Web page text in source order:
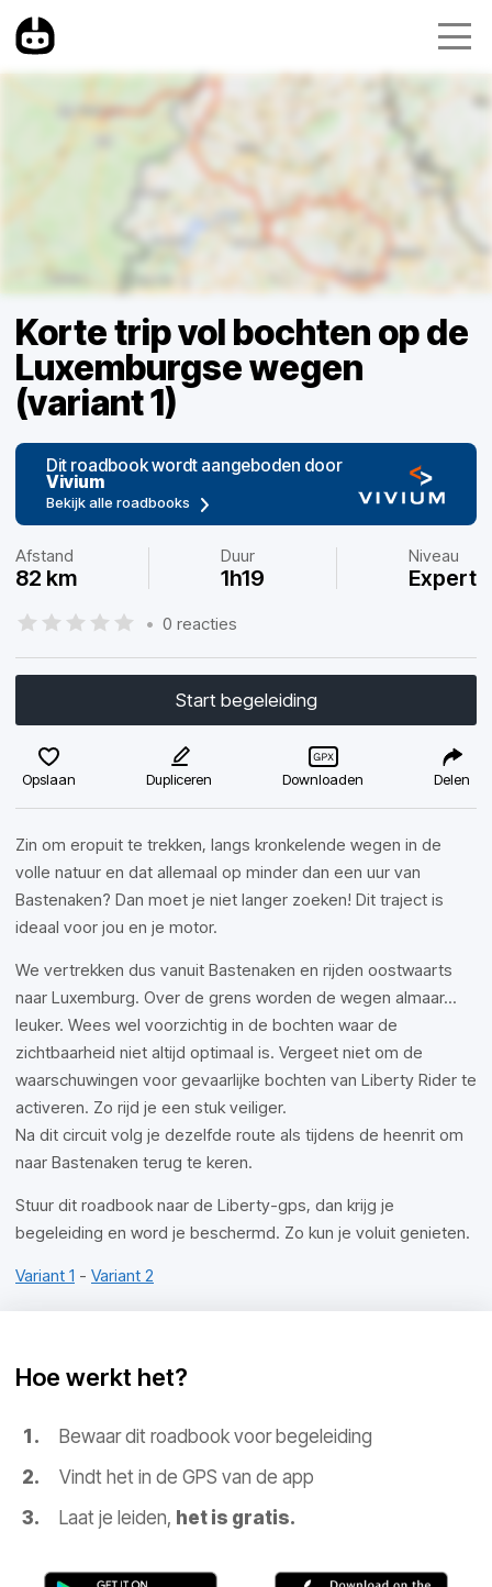
Korte trip vol bochten op de
Luxemburgse wegen
(variant 1)
Dit roadbook wordt aangeboden door
Vivium
Bekijk alle roadbooks
Afstand
82 km
Duur
1h19
Niveau
Expert
• 0 reacties
Start begeleiding
Opslaan Dupliceren Downloaden Delen
Zin om eropuit te trekken, langs kronkelende wegen in de
volle natuur en dat allemaal op minder dan een uur van
Bastenaken? Dan moet je niet langer zoeken! Dit traject is
ideaal voor jou en je motor.
We vertrekken dus vanuit Bastenaken en rijden oostwaarts
naar Luxemburg. Over de grens worden de wegen almaar...
leuker. Wees wel voorzichtig in de bochten waar de
zichtbaarheid niet altijd optimaal is. Vergeet niet om de
waarschuwingen voor gevaarlijke bochten van Liberty Rider te
activeren. Zo rijd je een stuk veiliger.
Na dit circuit volg je dezelfde route als tijdens de heenrit om
naar Bastenaken terug te keren.
Stuur dit roadbook naar de Liberty-gps, dan krijg je
begeleiding en word je beschermd. Zo kun je voluit genieten.
Variant 1 - Variant 2
Hoe werkt het?
Bewaar dit roadbook voor begeleiding
Vindt het in de GPS van de app
Laat je leiden, het is gratis.